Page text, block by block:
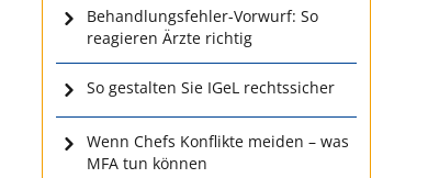
Behandlungsfehler-Vorwurf: So
reagieren Ärzte richtig
So gestalten Sie IGeL rechtssicher
Wenn Chefs Konflikte meiden – was
MFA tun können